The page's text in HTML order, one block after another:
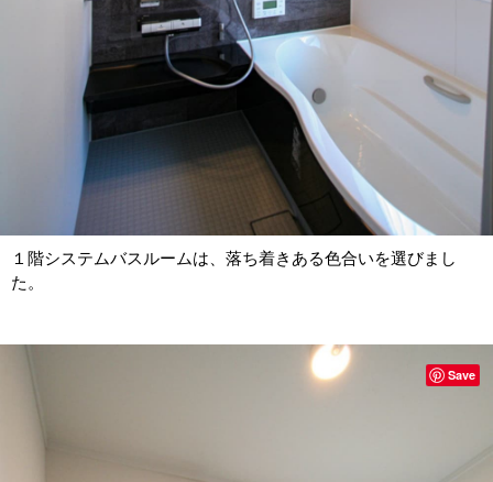
１階システムバスルームは、落ち着きある色合いを選びまし
た。
Save